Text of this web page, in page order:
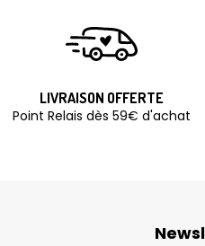
LIVRAISON OFFERTE
Point Relais dès 59€ d'achat